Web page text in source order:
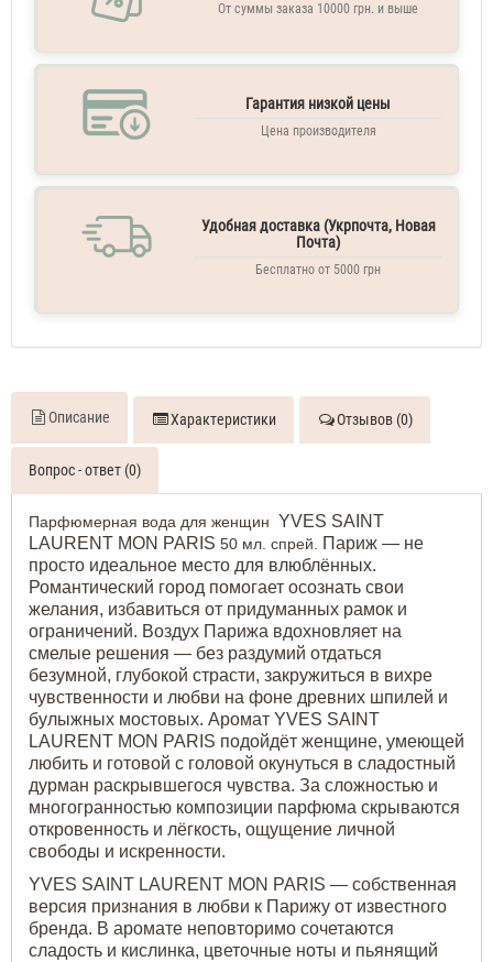
Yves
Laurent
Saint
Mon
Paris
тестерYves
Saint
Laurent
Mon
Paris
Духи
женские
110
ML
От суммы заказа 10000 грн. и выше
Гарантия низкой цены
Цена производителя
Удобная доставка (Укрпочта, Новая
Почта)
Бесплатно от 5000 грн
Описание Характеристики Отзывов (0)
Вопрос - ответ (0)
Парфюмерная вода для женщин YVES SAINT
LAURENT MON PARIS 50 мл. спрей. Париж — не
просто идеальное место для влюблённых.
Романтический город помогает осознать свои
желания, избавиться от придуманных рамок и
ограничений. Воздух Парижа вдохновляет на
смелые решения — без раздумий отдаться
безумной, глубокой страсти, закружиться в вихре
чувственности и любви на фоне древних шпилей и
булыжных мостовых. Аромат YVES SAINT
LAURENT MON PARIS подойдёт женщине, умеющей
любить и готовой с головой окунуться в сладостный
дурман раскрывшегося чувства. За сложностью и
многогранностью композиции парфюма скрываются
откровенность и лёгкость, ощущение личной
свободы и искренности.
YVES SAINT LAURENT MON PARIS — собственная
версия признания в любви к Парижу от известного
бренда. В аромате неповторимо сочетаются
сладость и кислинка, цветочные ноты и пьянящий